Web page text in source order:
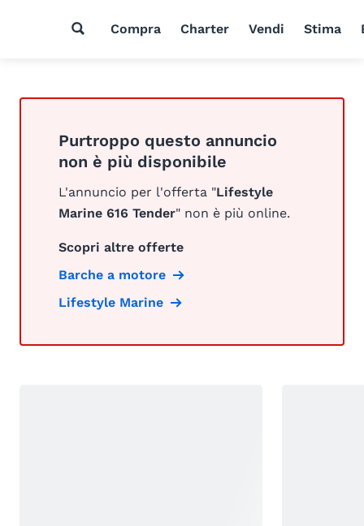
Compra Charter Vendi Stima
Purtroppo questo annuncio
non è più disponibile
L'annuncio per l'offerta "Lifestyle
Marine 616 Tender" non è più online.
Scopri altre offerte
Barche a motore
Lifestyle Marine